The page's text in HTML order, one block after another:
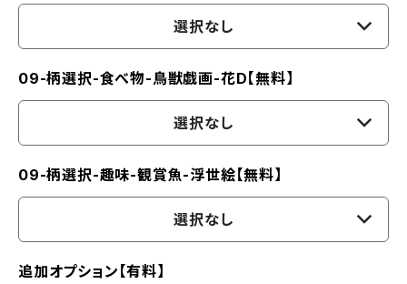
選択なし
09-柄選択-食べ物-鳥獣戯画-花D【無料】
選択なし
09-柄選択-趣味-観賞魚-浮世絵【無料】
選択なし
追加オプション【有料】